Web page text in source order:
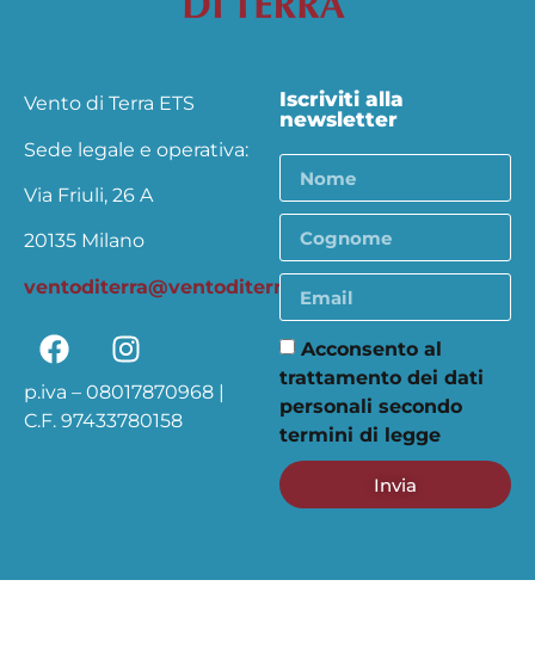
Vento di Terra ETS
Sede legale e operativa:
Via Friuli, 26 A
20135 Milano
ventoditerra@ventoditerra.org
p.iva – 08017870968 |
C.F. 97433780158
Iscriviti alla
newsletter
Acconsento al
trattamento dei dati
personali secondo
termini di legge
Invia